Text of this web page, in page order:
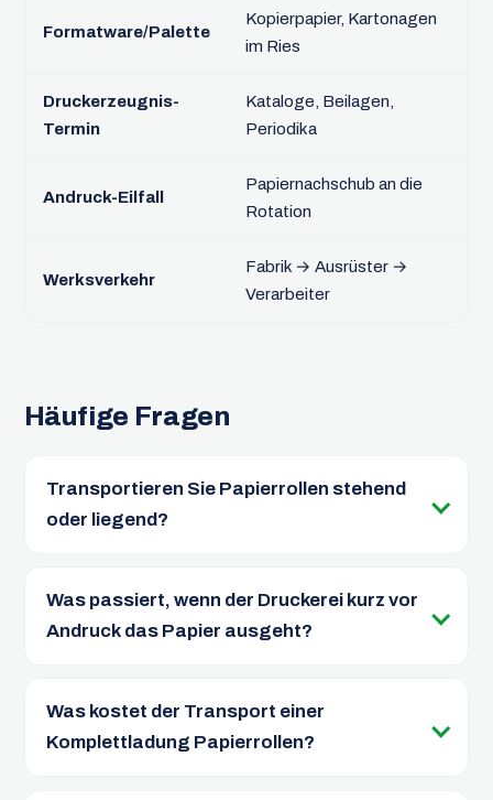
Formatware/Palette
Kopierpapier, Kartonagen
im Ries
Druckerzeugnis-
Termin
Kataloge, Beilagen,
Periodika
Andruck-Eilfall
Papiernachschub an die
Rotation
Werksverkehr
Fabrik → Ausrüster →
Verarbeiter
Häufige Fragen
Transportieren Sie Papierrollen stehend
oder liegend?
Was passiert, wenn der Druckerei kurz vor
Andruck das Papier ausgeht?
Was kostet der Transport einer
Komplettladung Papierrollen?